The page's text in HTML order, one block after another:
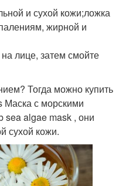
и сухой кожи;ложка
жирной и
лице, затем смойте
Тогда можно купить
Маска с морскими
sea algae mask , они
сухой кожи.